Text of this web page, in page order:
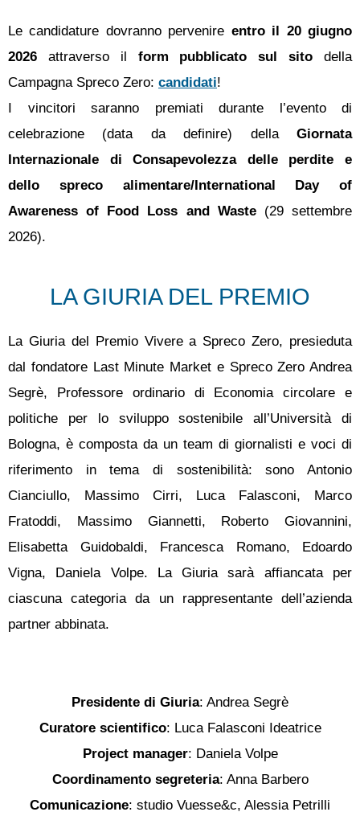
Le candidature dovranno pervenire entro il 20 giugno
2026 attraverso il form pubblicato sul sito della
Campagna Spreco Zero: candidati!
I vincitori saranno premiati durante l’evento di
celebrazione (data da definire) della Giornata
Internazionale di Consapevolezza delle perdite e
dello spreco alimentare/International Day of
Awareness of Food Loss and Waste(29 settembre
2026).
LA GIURIA DEL PREMIO
La Giuria del Premio Vivere a Spreco Zero, presieduta
dal fondatore Last Minute Market e Spreco Zero Andrea
Segrè, Professore ordinario di Economia circolare e
politiche per lo sviluppo sostenibile all’Università di
Bologna, è composta da un team di giornalisti e voci di
riferimento in tema di sostenibilità: sono Antonio
Cianciullo, Massimo Cirri, Luca Falasconi, Marco
Fratoddi, Massimo Giannetti, Roberto Giovannini,
Elisabetta Guidobaldi, Francesca Romano, Edoardo
Vigna, Daniela Volpe. La Giuria sarà affiancata per
ciascuna categoria da un rappresentante dell’azienda
partner abbinata.
Presidente di Giuria: Andrea Segrè
Curatore scientifico: Luca Falasconi Ideatrice
Project manager: Daniela Volpe
Coordinamento segreteria: Anna Barbero
Comunicazione: studio Vuesse&c, Alessia Petrilli